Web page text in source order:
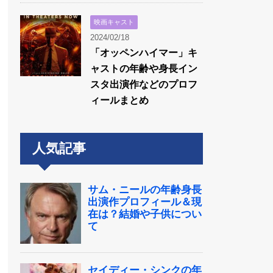
映画キャスト
2024/02/18
「オッペンハイマー」キ
ャストの年齢や身長イン
スタ出演作などのプロフ
ィールまとめ
人気記事